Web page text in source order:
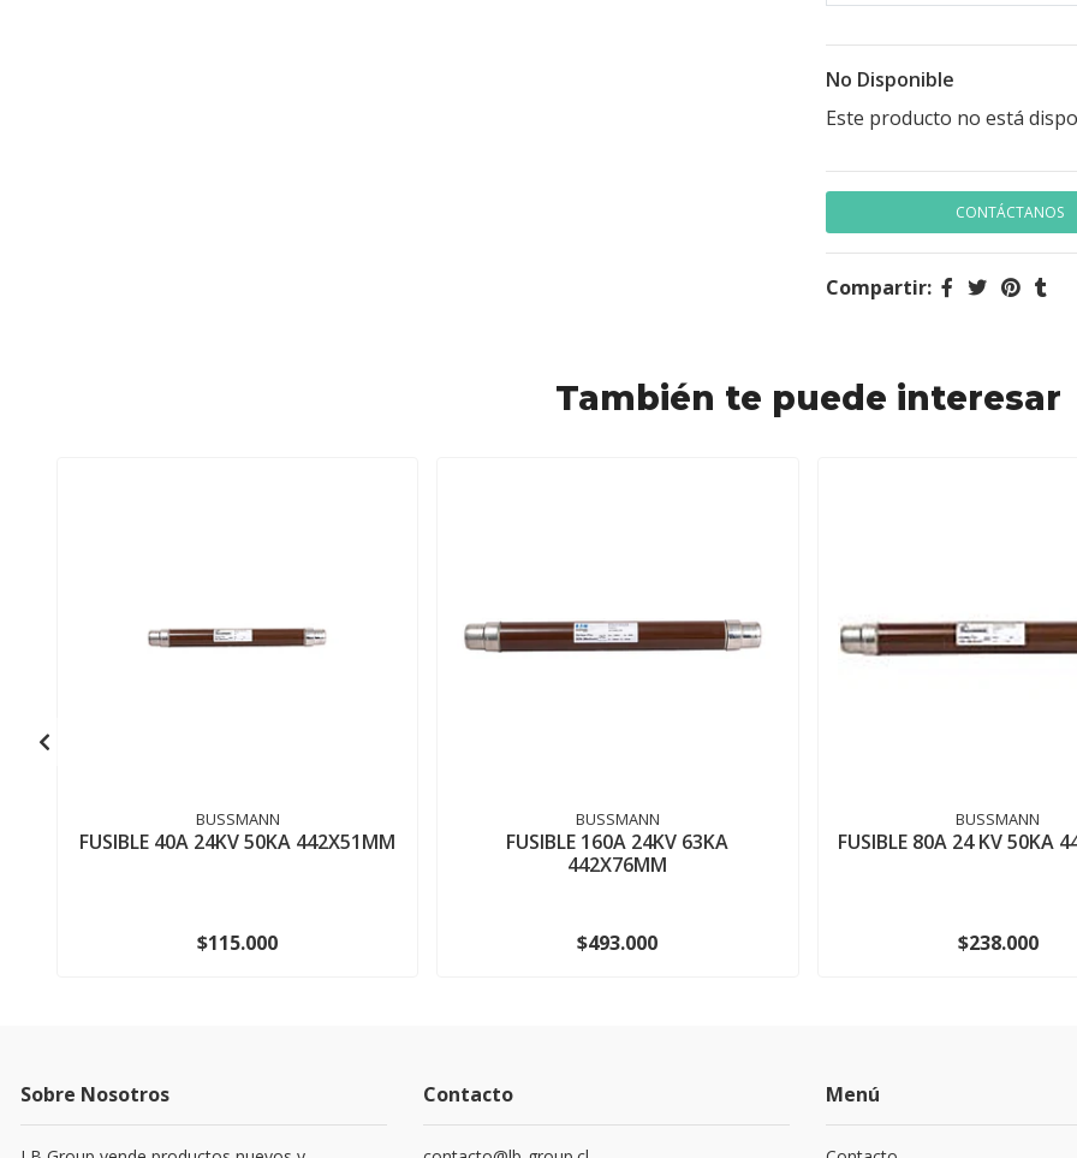
No Disponible
Este producto no está
CONTÁCTANOS
Compartir:
También te puede interesar
BUSSMANN
FUSIBLE 40A 24KV 50KA 442X51MM
$115.000
BUSSMANN
FUSIBLE 160A 24KV 63KA
442X76MM
$493.000
BUSSMANN
FUSIBLE 80A 24 KV 50KA
$238.000
Sobre Nosotros Contacto Menú